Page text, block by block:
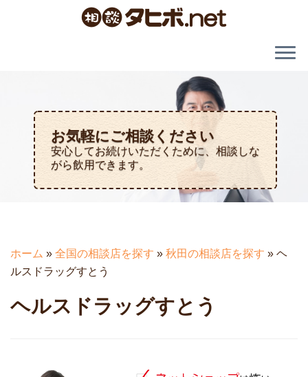
お気軽にご相談ください
安心してお続けいただくために、相談しな
がら飲用できます。
ホーム » 全国の相談店を探す » 秋田の相談店を探す » ヘ
ルスドラッグすとう
ヘルスドラッグすとう